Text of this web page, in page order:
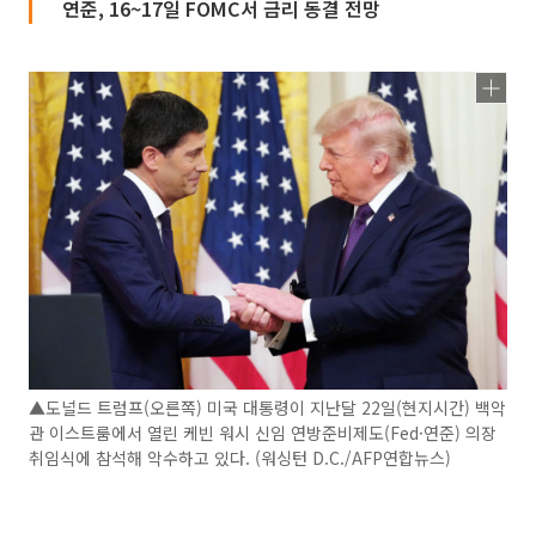
연준, 16~17일 FOMC서 금리 동결 전망
▲도널드 트럼프(오른쪽) 미국 대통령이 지난달 22일(현지시간) 백악
관 이스트룸에서 열린 케빈 워시 신임 연방준비제도(Fed·연준) 의장
취임식에 참석해 악수하고 있다. (워싱턴 D.C./AFP연합뉴스)